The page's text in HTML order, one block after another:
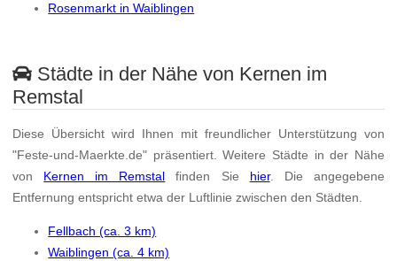
Rosenmarkt in Waiblingen
Städte in der Nähe von Kernen im
Remstal
Diese Übersicht wird Ihnen mit freundlicher Unterstützung von
"Feste-und-Maerkte.de" präsentiert. Weitere Städte in der Nähe
von Kernen im Remstal finden Sie hier. Die angegebene
Entfernung entspricht etwa der Luftlinie zwischen den Städten.
Fellbach (ca. 3 km)
Waiblingen (ca. 4 km)